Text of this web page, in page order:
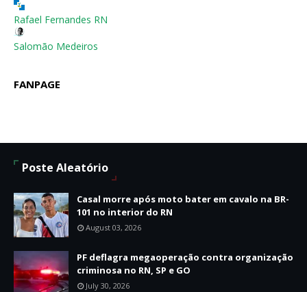
Rafael Fernandes RN
Salomão Medeiros
FANPAGE
Poste Aleatório
Casal morre após moto bater em cavalo na BR-
101 no interior do RN
August 03, 2026
PF deflagra megaoperação contra organização
criminosa no RN, SP e GO
July 30, 2026